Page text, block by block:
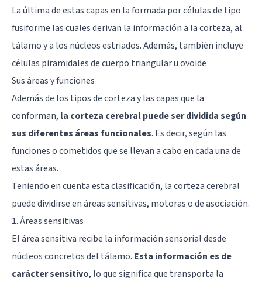
La última de estas capas en la formada por células de tipo
fusiforme las cuales derivan la información a la corteza, al
tálamoy a los núcleos estriados. Además, también incluye
células piramidales de cuerpo triangular u ovoide
Sus áreas y funciones
Además de los tipos de corteza y las capas que la
conforman, la corteza cerebral puede ser dividida según
sus diferentes áreas funcionales. Es decir, según las
funciones o cometidos que se llevan a cabo en cada una de
estas áreas.
Teniendo en cuenta esta clasificación, la corteza cerebral
puede dividirse en áreas sensitivas, motoras o de asociación.
1. Áreas sensitivas
El área sensitiva recibe la información sensorial desde
núcleos concretos del tálamo. Esta información es de
carácter sensitivo, lo que significa que transporta la